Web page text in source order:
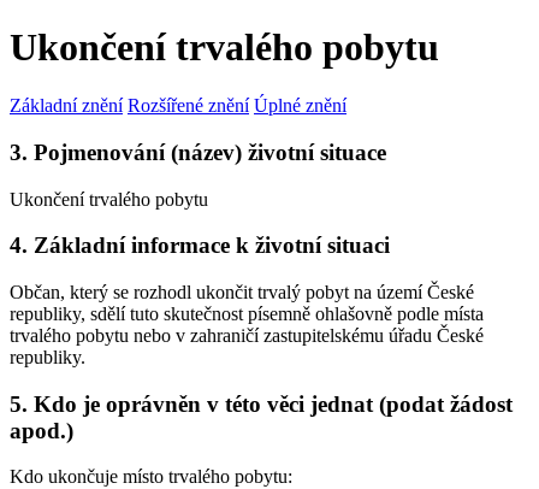
Ukončení trvalého pobytu
Základní znění Rozšířené znění Úplné znění
3. Pojmenování (název) životní situace
Ukončení trvalého pobytu
4. Základní informace k životní situaci
Občan, který se rozhodl ukončit trvalý pobyt na území České
republiky, sdělí tuto skutečnost písemně ohlašovně podle místa
trvalého pobytu nebo v zahraničí zastupitelskému úřadu České
republiky.
5. Kdo je oprávněn v této věci jednat (podat žádost
apod.)
Kdo ukončuje místo trvalého pobytu: